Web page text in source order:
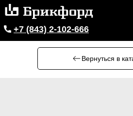
+7 (843) 2-102-666
Вернуться в